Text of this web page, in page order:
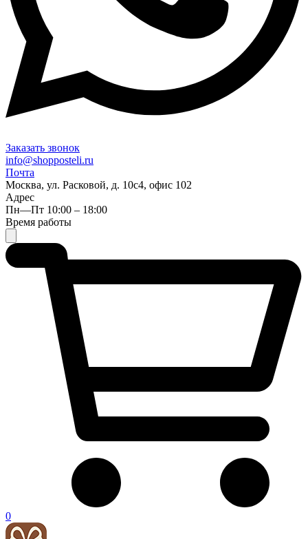
Заказать звонок
info@shopposteli.ru
Почта
Москва, ул. Расковой, д. 10с4, офис 102
Адрес
Пн—Пт 10:00 – 18:00
Время работы
0